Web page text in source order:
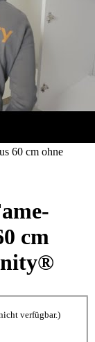
cm
verfügbar.)